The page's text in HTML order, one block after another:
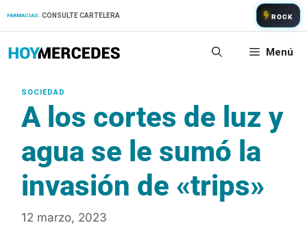
FARMACIAS: CONSULTE CARTELERA ROCK
Menú
A los cortes de luz y
agua se le sumó la
invasión de «trips»
12 marzo, 2023